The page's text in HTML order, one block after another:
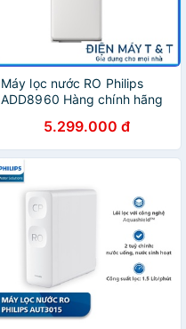
Máy lọc nước RO Philips
ADD8960 Hàng chính hãng
5.299.000 đ